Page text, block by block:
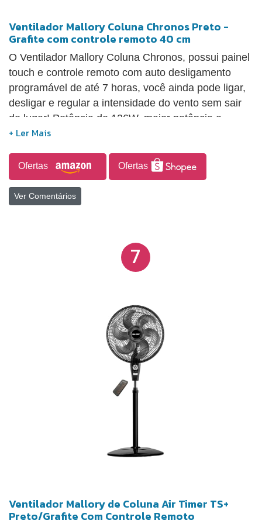
Ventilador Mallory Coluna Chronos Preto -
Grafite com controle remoto 40 cm
O Ventilador Mallory Coluna Chronos, possui painel
touch e controle remoto com auto desligamento
programável de até 7 horas, você ainda pode ligar,
desligar e regular a intensidade do vento sem sair
do lugar! Potência de 126W, maior potência e
melhor eficiência. Hélice de 6 pás, tem oscilação
melhor distribuição de ar e ajuste vertical que se
adapta à sua necessidade e distribui o ar nos
ambientes por igual! Grade especial em sistema TS,
máxima vazão e mínimo ruído. O resultado é um
escolhe a que melhor te atende: suave, moderado e
intenso. Possui eficiência energética A nas 3
ideal da altura do vento. Totalmente desmontável, é
fácil de guardar e limpar.
Ofertas Ofertas
Ver Comentários
7
Ventilador Mallory de Coluna Air Timer TS+
Preto/Grafite Com Controle Remoto